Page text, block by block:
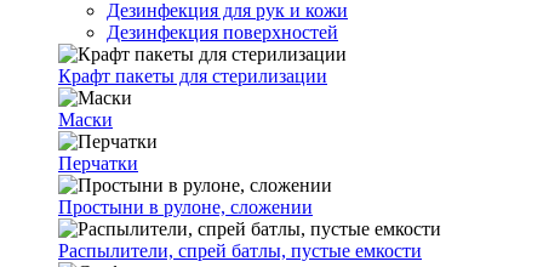
Дезинфекция для рук и кожи
Дезинфекция поверхностей
Крафт пакеты для стерилизации
Маски
Перчатки
Простыни в рулоне, сложении
Распылители, спрей батлы, пустые емкости